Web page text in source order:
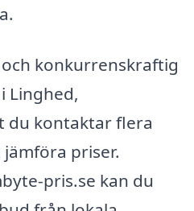
konkurrenskraftig
Linghed,
du kontaktar flera
priser.
pris.se kan du